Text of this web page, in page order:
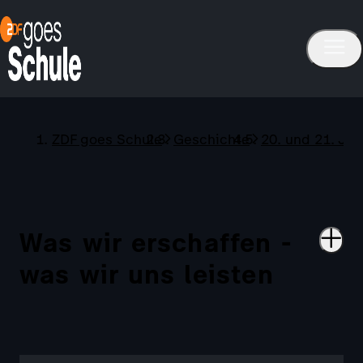
ZDF goes Schule Geschichte 20. und 21.
Was wir erschaffen -
was wir uns leisten